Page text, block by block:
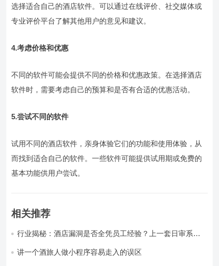
选择适合自己的酒店软件。可以通过在线评价、社交媒体或
专业评价平台了解其他用户的意见和建议。
4.考虑价格和优惠
不同的软件可能会提供不同的价格和优惠政策。在选择酒店
软件时，需要考虑自己的预算和是否有合适的优惠活动。
5.尝试不同的软件
试用不同的酒店软件，亲身体验它们的功能和使用体验，从
而找到适合自己的软件。一些软件可能提供试用期或免费的
基本功能供用户尝试。
相关推荐
行业揭秘：酒店漏洞是否全凭员工经验？上一套日审系
讲一个酒旅人做小程序容易走入的误区